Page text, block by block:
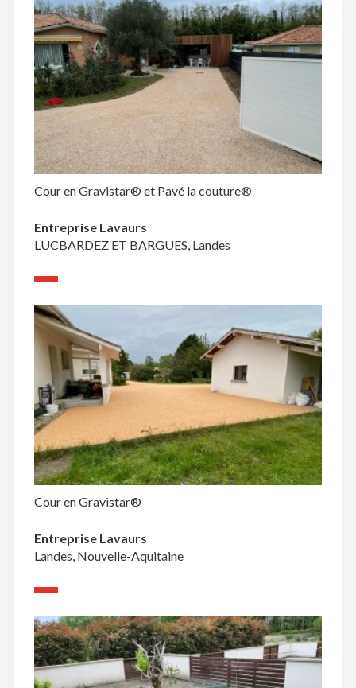
Cour en Gravistar® et Pavé la couture®
Entreprise Lavaurs
LUCBARDEZ ET BARGUES, Landes
Cour en Gravistar®
Entreprise Lavaurs
Landes, Nouvelle-Aquitaine